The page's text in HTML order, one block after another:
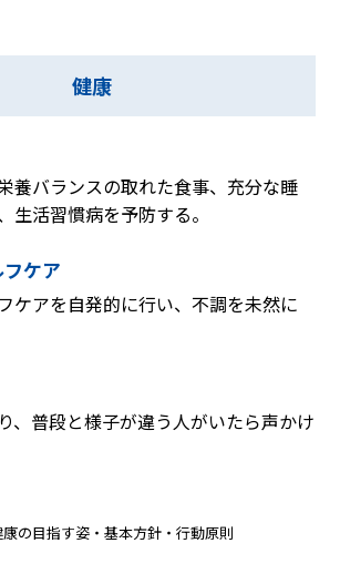
健康
養バランスの取れた食事、充分な睡
生活習慣病を予防する。
ケア
ケアを自発的に行い、不調を未然に
、普段と様子が違う人がいたら声かけ
の目指す姿・基本方針・行動原則